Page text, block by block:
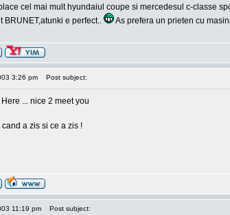
cel mai mult hyundaiul coupe si mercedesul c-classe
BRUNET,atunki e perfect..
As prefera un prieten cu
3:26 pm Post subject:
... nice 2 meet you
a zis si ce a zis !
11:19 pm Post subject: